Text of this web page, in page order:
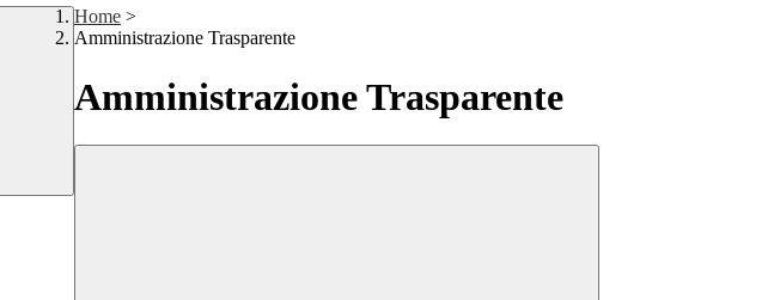
Home >
Amministrazione Trasparente
Amministrazione Trasparente